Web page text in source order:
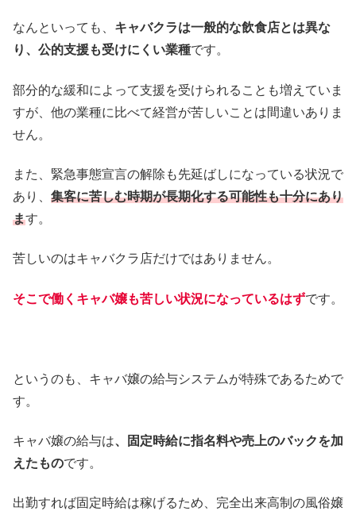
なんといっても、 キャバクラは一般的な飲食店とは異な
り、公的支援も受けにくい業種です。
部分的な緩和によって支援を受けられることも増えていま
すが、他の業種に比べて経営が苦しいことは間違いありま
せん。
また、緊急事態宣言の解除も先延ばしになっている状況で
あり、 集客に苦しむ時期が長期化する可能性も十分にあり
ます。
苦しいのはキャバクラ店だけではありません。
そこで働くキャバ嬢も苦しい状況になっているはずです。
というのも、キャバ嬢の給与システムが特殊であるためで
す。
キャバ嬢の給与は、固定時給に指名料や売上のバックを加
えたものです。
出勤すれば固定時給は稼げるため、完全出来高制の風俗嬢